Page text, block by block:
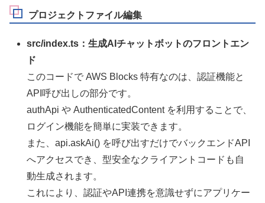
プロジェクトファイル編集
src/index.ts：生成AIチャットボットのフロントエン
ド
このコードで AWS Blocks 特有なのは、認証機能と
API呼び出しの部分です。
authApi や AuthenticatedContent を利用することで、
ログイン機能を簡単に実装できます。
また、api.askAi() を呼び出すだけでバックエンドAPI
へアクセスでき、型安全なクライアントコードも自
動生成されます。
これにより、認証やAPI連携を意識せずにアプリケー